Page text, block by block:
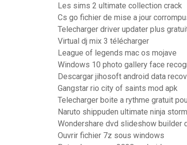
Les sims 2 ultimate collection crack
Cs go fichier de mise a jour
Telecharger driver updater plus
Virtual dj mix 3 télécharger
League of legends mac os mojave
Windows 10 photo gallery face
Descargar jihosoft android data
Gangstar rio city of saints mod apk
Telecharger boite a rythme gratuit
Naruto shippuden ultimate ninja
Wondershare dvd slideshow builder
Ouvrir fichier 7z sous windows